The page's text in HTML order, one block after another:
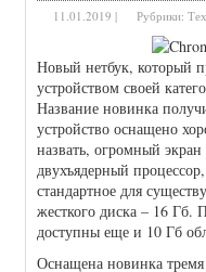
11.01.2019 | Рубрики:
Новый нетбук, который
устройством своей
Название новинка
устройство оснащено
назвать, огромный
двухъядерный
стандартное для
жесткого диска – 16 Гб.
доступны еще и 10 Гб
Оснащена новинка